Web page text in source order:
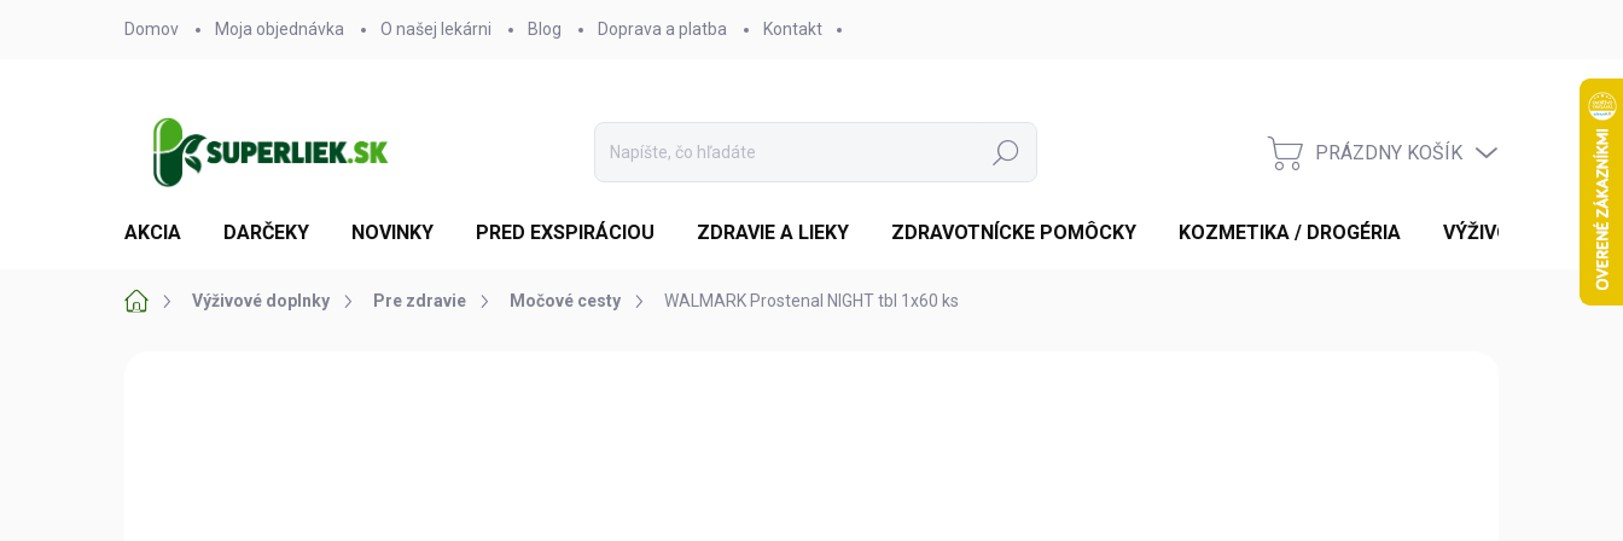
Domov Moja objednávka O našej lekárni Blog Doprava a platba Kontakt
Hľadať
NÁKUPNÝ
PRÁZDNY KOŠÍK
AKCIA DARČEKY NOVINKY PRED EXSPIRÁCIOU ZDRAVIE A LIEKY ZDRAVOTNÍCKE POMÔCKY KOZMETIKA / DROGÉRIA VÝŽIVOVÉ
DomovVýživové doplnky Pre zdravie Močové cesty WALMARK Prostenal NIGHT tbl 1x60 ks